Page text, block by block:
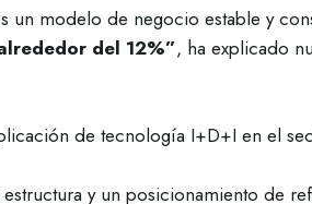
un modelo de negocio estable y
del 12%”, ha explicado
de tecnología I+D+I en el
y un posicionamiento de